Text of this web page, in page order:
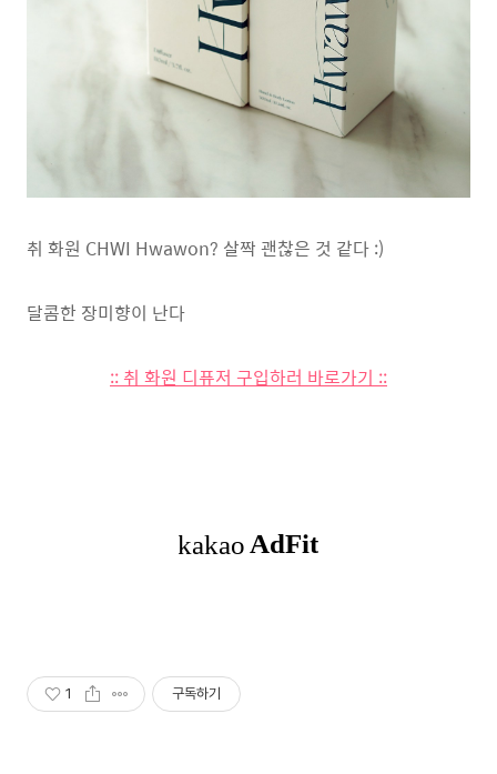
취 화원 CHWI Hwawon? 살짝 괜찮은 것 같다 :)
달콤한 장미향이 난다
:: 취 화원 디퓨저 구입하러 바로가기 ::
1 구독하기